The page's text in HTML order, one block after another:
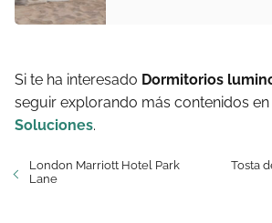
Si te ha interesado Dormitorios
seguir explorando más contenidos
Soluciones.
London Marriott Hotel Park
Lane
Tosta